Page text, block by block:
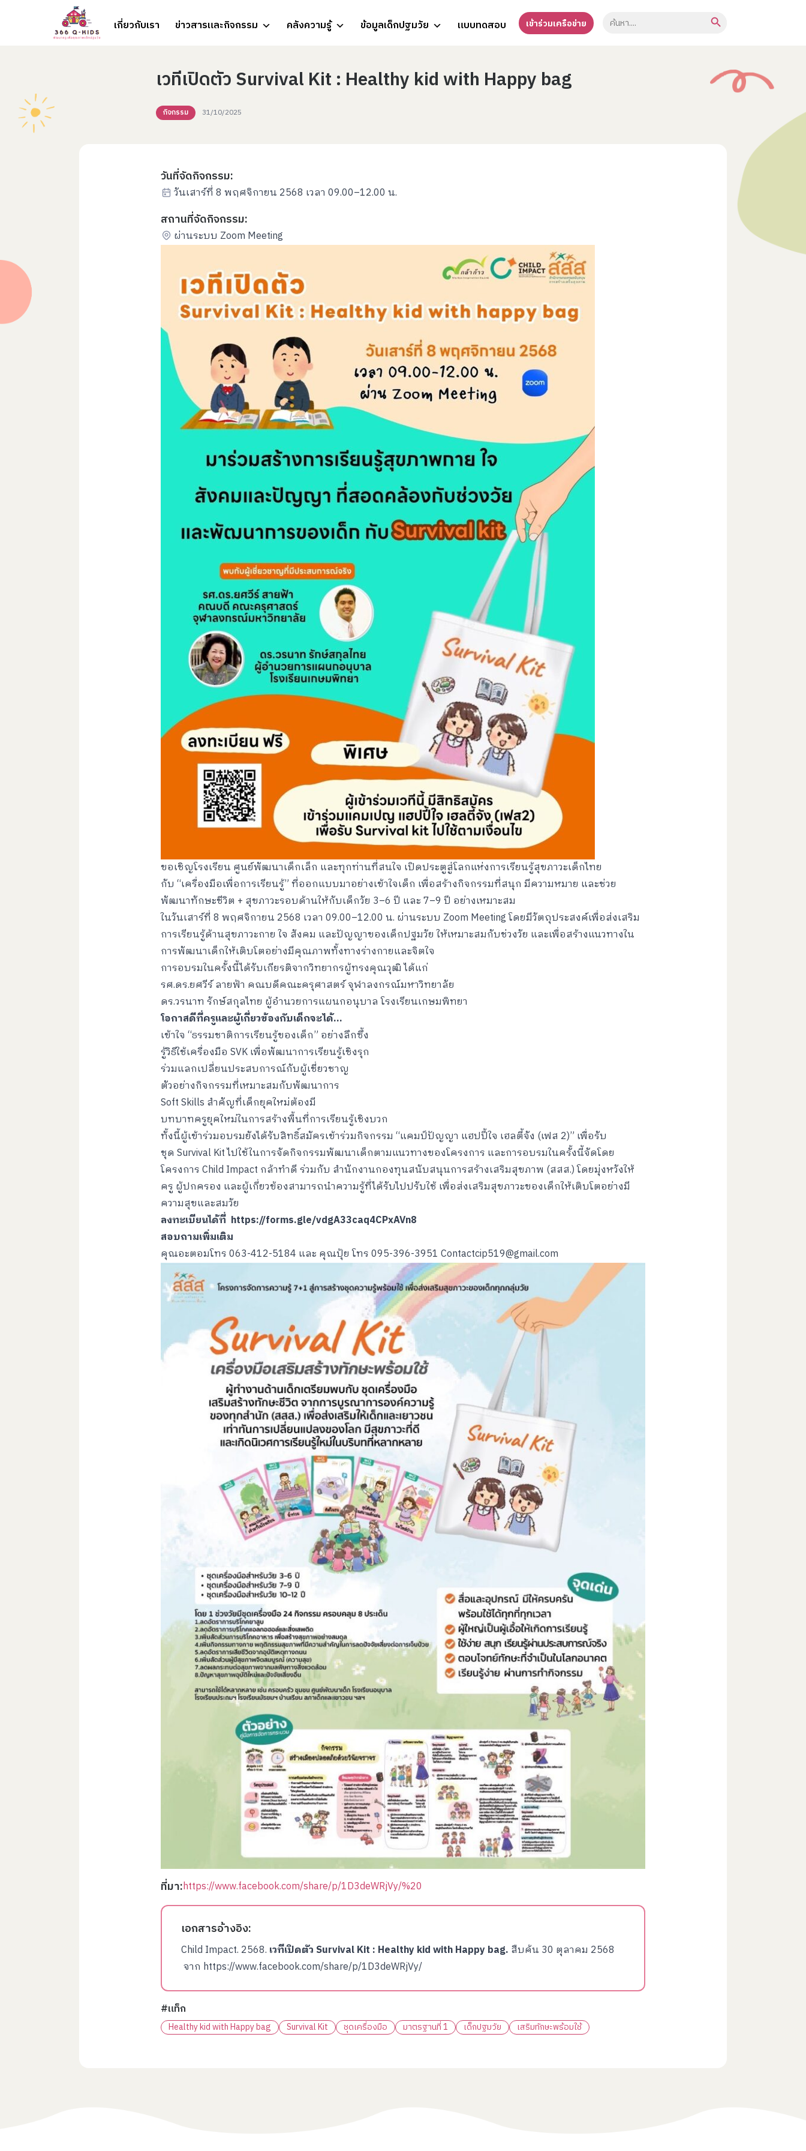
เกี่ยวกับเรา
ข่าวสารและกิจกรรม คลังความรู้ ข้อมูลเด็กปฐมวัย แบบทดสอบ เข้าร่วมเครือข่าย
Search
for:
เวทีเปิดตัว Survival Kit : Healthy kid with Happy bag
กิจกรรม 31/10/2025
วันที่จัดกิจกรรม:
วันเสาร์ที่ 8 พฤศจิกายน 2568 เวลา 09.00–12.00 น.
สถานที่จัดกิจกรรม:
ผ่านระบบ Zoom Meeting
ขอเชิญโรงเรียน ศูนย์พัฒนาเด็กเล็ก และทุกท่านที่สนใจ เปิดประตูสู่โลกแห่งการเรียนรู้สุขภาวะเด็กไทย
กับ “เครื่องมือเพื่อการเรียนรู้” ที่ออกแบบมาอย่างเข้าใจเด็ก เพื่อสร้างกิจกรรมที่สนุก มีความหมาย และช่วย
พัฒนาทักษะชีวิต + สุขภาวะรอบด้านให้กับเด็กวัย 3–6 ปี และ 7–9 ปี อย่างเหมาะสม
ในวันเสาร์ที่ 8 พฤศจิกายน 2568 เวลา 09.00–12.00 น. ผ่านระบบ Zoom Meeting โดยมีวัตถุประสงค์เพื่อส่งเสริม
การเรียนรู้ด้านสุขภาวะกาย ใจ สังคม และปัญญาของเด็กปฐมวัย ให้เหมาะสมกับช่วงวัย และเพื่อสร้างแนวทางใน
การพัฒนาเด็กให้เติบโตอย่างมีคุณภาพทั้งทางร่างกายและจิตใจ
การอบรมในครั้งนี้ได้รับเกียรติจากวิทยากรผู้ทรงคุณวุฒิ ได้แก่
รศ.ดร.ยศวีร์ ลายฟ้า คณบดีคณะครุศาสตร์ จุฬาลงกรณ์มหาวิทยาลัย
ดร.วรนาท รักษ์สกุลไทย ผู้อำนวยการแผนกอนุบาล โรงเรียนเกษมพิทยา
โอกาสดีที่ครูและผู้เกี่ยวข้องกับเด็กจะได้…
เข้าใจ “ธรรมชาติการเรียนรู้ของเด็ก” อย่างลึกซึ้ง
รู้วิธีใช้เครื่องมือ SVK เพื่อพัฒนาการเรียนรู้เชิงรุก
ร่วมแลกเปลี่ยนประสบการณ์กับผู้เชี่ยวชาญ
ตัวอย่างกิจกรรมที่เหมาะสมกับพัฒนาการ
Soft Skills สำคัญที่เด็กยุคใหม่ต้องมี
บทบาทครูยุคใหม่ในการสร้างพื้นที่การเรียนรู้เชิงบวก
ทั้งนี้ผู้เข้าร่วมอบรมยังได้รับสิทธิ์สมัครเข้าร่วมกิจกรรม “แคมป์ปัญญา แฮปปี้ใจ เฮลตี้จัง (เฟส 2)” เพื่อรับ
ชุด Survival Kit ไปใช้ในการจัดกิจกรรมพัฒนาเด็กตามแนวทางของโครงการ และการอบรมในครั้งนี้จัดโดย
โครงการ Child Impact กล้าทำดี ร่วมกับ สำนักงานกองทุนสนับสนุนการสร้างเสริมสุขภาพ (สสส.) โดยมุ่งหวังให้
ครู ผู้ปกครอง และผู้เกี่ยวข้องสามารถนำความรู้ที่ได้รับไปปรับใช้ เพื่อส่งเสริมสุขภาวะของเด็กให้เติบโตอย่างมี
ความสุขและสมวัย
ลงทะเบียนได้ที่ https://forms.gle/vdgA33caq4CPxAVn8
สอบถามเพิ่มเติม
คุณอะตอมโทร 063-412-5184 และ คุณปุ้ย โทร 095-396-3951 Contactcip519@gmail.com
ที่มา:https://www.facebook.com/share/p/1D3deWRjVy/%20
เอกสารอ้างอิง:
Child Impact. 2568. เวทีเปิดตัว Survival Kit : Healthy kid with Happy bag. สืบค้น 30 ตุลาคม 2568
จาก https://www.facebook.com/share/p/1D3deWRjVy/
#แท็ก
Healthy kid with Happy bag Survival Kit ชุดเครื่องมือ มาตรฐานที่ 1 เด็กปฐมวัย เสริมทักษะพร้อมใช้